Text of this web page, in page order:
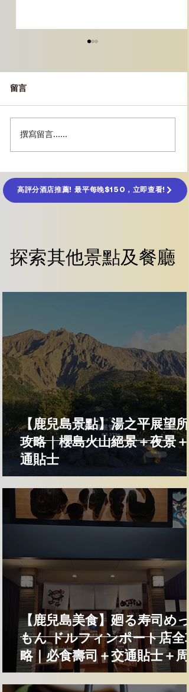
[首爾景點] 清溪川｜市中
心河畔步道、燈飾夜景、
南
留言
撰寫留言......
高評分酒店推薦! 最平每晚$150，立即查看!
探索其他景點及餐廳
探索其他景點及餐廳
【鹿兒島景點】湯之平展望所
攻略｜櫻島火山絕景＋夜景＋
通貼士
【鹿兒島美食】廻る寿司めっ
もん ドルフィンポート店全
略｜必食壽司＋交通貼士＋周
景點